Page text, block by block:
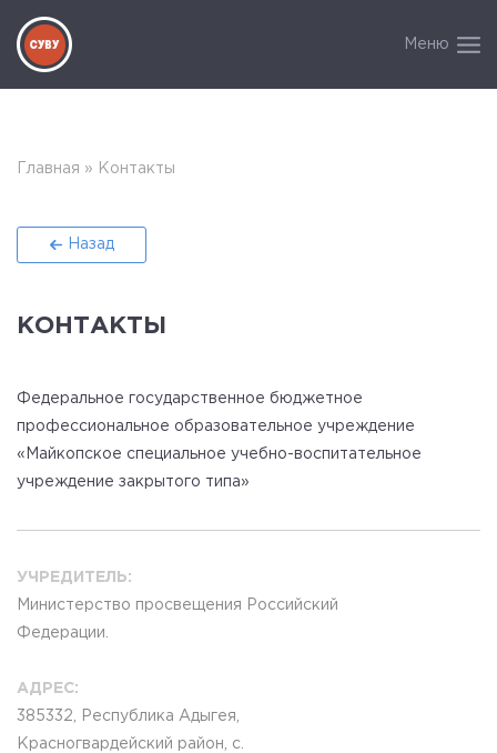
Меню
Главная » Контакты
Назад
КОНТАКТЫ
Федеральное государственное бюджетное
профессиональное образовательное учреждение
«Майкопское специальное учебно-воспитательное
учреждение закрытого типа»
УЧРЕДИТЕЛЬ:
Министерство просвещения Российский
Федерации.
АДРЕС:
385332, Республика Адыгея,
Красногвардейский район, с.